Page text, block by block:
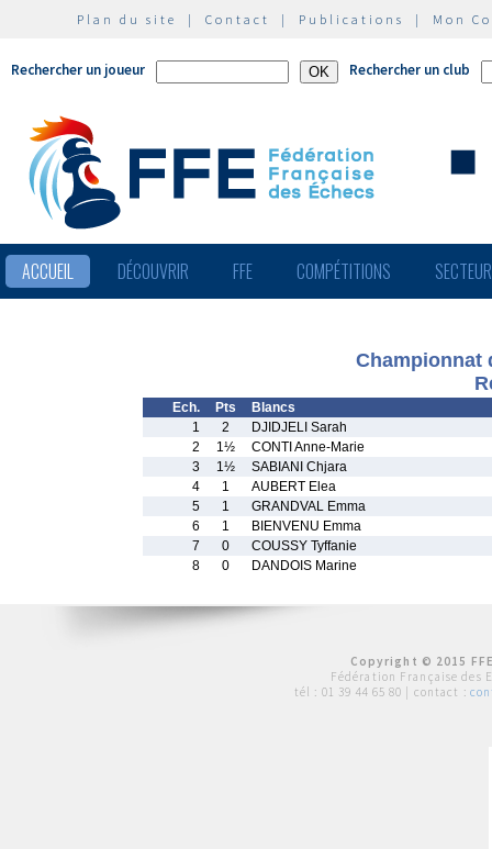
Plan du site | Contact | Publications | Mon
Rechercher un joueur Rechercher un club
ACCUEIL DÉCOUVRIR FFE COMPÉTITIONS
Championnat
Ech. Pts
Blancs
1
2
DJIDJELI Sarah
2
1½
CONTI Anne-Marie
3
1½
SABIANI Chjara
4
1
AUBERT Elea
5
1
GRANDVAL Emma
6
1
BIENVENU Emma
7
0
COUSSY Tyffanie
8
0 DANDOIS Marine
Copyright © 2015
Fédération Française des
tél : 01 39 44 65 80 | contact :